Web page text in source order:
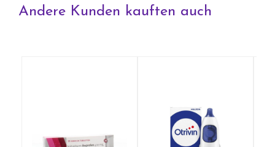
Andere Kunden kauften auch